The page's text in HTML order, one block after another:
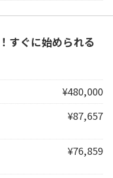
すぐに始められる
¥480,000
¥87,657
¥76,859